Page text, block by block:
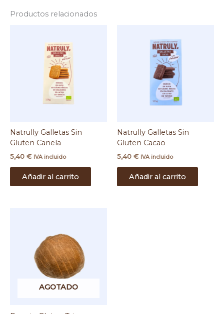
Productos relacionados
Natrully Galletas Sin
Gluten Canela
5,40 € IVA incluido
Añadir al carrito
Natrully Galletas Sin
Gluten Cacao
5,40 € IVA incluido
Añadir al carrito
AGOTADO